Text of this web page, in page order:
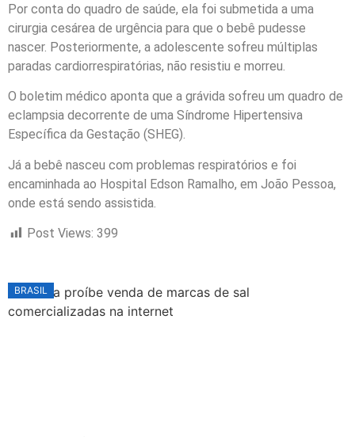
Por conta do quadro de saúde, ela foi submetida a uma
cirurgia cesárea de urgência para que o bebê pudesse
nascer. Posteriormente, a adolescente sofreu múltiplas
paradas cardiorrespiratórias, não resistiu e morreu.
O boletim médico aponta que a grávida sofreu um quadro de
eclampsia decorrente de uma Síndrome Hipertensiva
Específica da Gestação (SHEG).
Já a bebê nasceu com problemas respiratórios e foi
encaminhada ao Hospital Edson Ramalho, em João Pessoa,
onde está sendo assistida.
Post Views: 399
BRASIL